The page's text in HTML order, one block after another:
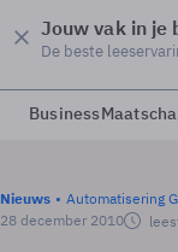
Jouw vak in je
De beste
Business
Nieuws
Automatisering
28 december 2010